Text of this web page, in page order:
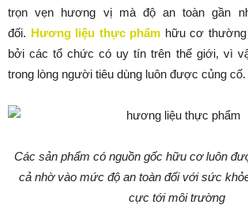
trọn vẹn hương vị mà độ an toàn gần
đối. Hương liệu thực phẩm hữu cơ
bởi các tổ chức có uy tín trên thế giới, vì
trong lòng người tiêu dùng luôn được củng cố.
Các sản phẩm có nguồn gốc hữu cơ luôn
cả nhờ vào mức độ an toàn đối với sức
cực tới môi trường